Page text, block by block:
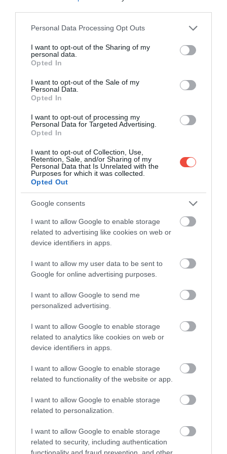
Please note that this website/app uses one or more Google
not limited to your visit or usage behaviour. You may click to
grant or deny consent to Google and its third-party tags to
use your data for below specified purposes in below Google
consent section.
Personal Data Processing Opt Outs
I want to opt-out of the Sharing of my
personal data.
Opted In
I want to opt-out of the Sale of my
Personal Data.
Opted In
I want to opt-out of processing my
Personal Data for Targeted Advertising.
Opted In
I want to opt-out of Collection, Use,
Retention, Sale, and/or Sharing of my
Personal Data that Is Unrelated with the
Purposes for which it was collected.
Opted Out
Google consents
I want to allow Google to enable storage
related to advertising like cookies on web or
device identifiers in apps.
I want to allow my user data to be sent to
Google for online advertising purposes.
I want to allow Google to send me
personalized advertising.
I want to allow Google to enable storage
related to analytics like cookies on web or
device identifiers in apps.
I want to allow Google to enable storage
related to functionality of the website or app.
I want to allow Google to enable storage
related to personalization.
I want to allow Google to enable storage
related to security, including authentication
functionality and fraud prevention, and other
lógó jégcsapok miatt.
Ez is érdekelhet! A „bolgár Amalfi-part”, ahol 2
euró egy sör, és 10 euró egy vacsora
formája több filmes stábot is megihletett: bolgár és
külföldi produkciókat egyaránt forgattak itt, köztük
a 2010-esA visszaútegyes jeleneteit is. A barlang a
bolgár filmtörténetben is emlékezetes helyszínnek
jelenetében is feltűnik a híres mennyezeti szempár.
A látványos sziklaívek a hegymászók és az extrém
sportok kedvelői között is népszerűek. A nagyobbik
bejáratnál bungee jumpingot is szoktak szervezni.
A Prohodna-barlang a festői Iskar-szurdok
térségében, Bulgária egyik jelentős karsztvidékén
található, így a környék önmagában is megér egy